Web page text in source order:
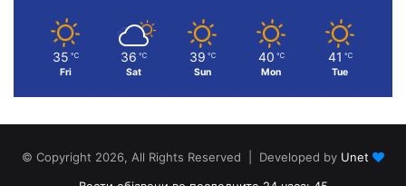
35 ℃
Fri
36 ℃
Sat
39 ℃
Sun
40 ℃
Mon
41 ℃
Tue
© Copyright 2026, All Rights Reserved | Developed by Unet